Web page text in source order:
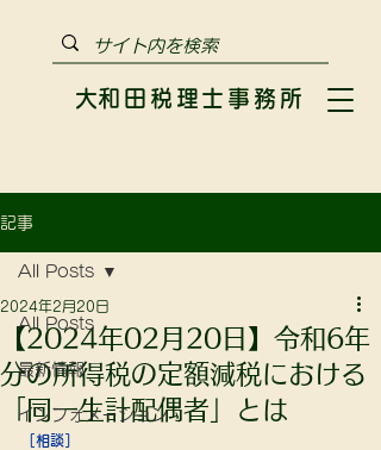
​大和田税理士事務所
記事
All Posts
最新情報
インフォメーション
All Posts
【2024年02月20日】令和6年
分の所得税の定額減税における
「同一生計配偶者」とは
2024年2月20日
［相談］